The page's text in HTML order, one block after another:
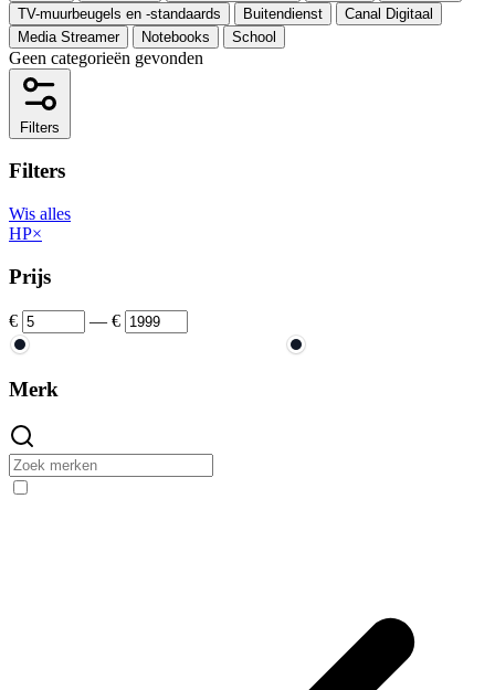
TV-muurbeugels en -standaards
Buitendienst
Canal Digitaal
Media Streamer
Notebooks School
Geen categorieën gevonden
Filters
Filters
Wis alles
HP×
Prijs
€ — €
Merk